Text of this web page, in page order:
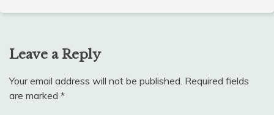
Leave a Reply
Your email address will not be published. Required fields
are marked *